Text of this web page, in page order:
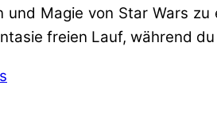
und Magie von Star Wars
freien Lauf, während